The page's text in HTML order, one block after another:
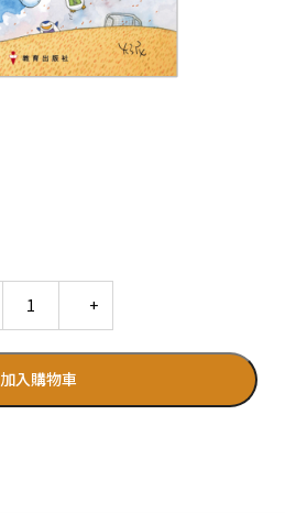
加入購物車